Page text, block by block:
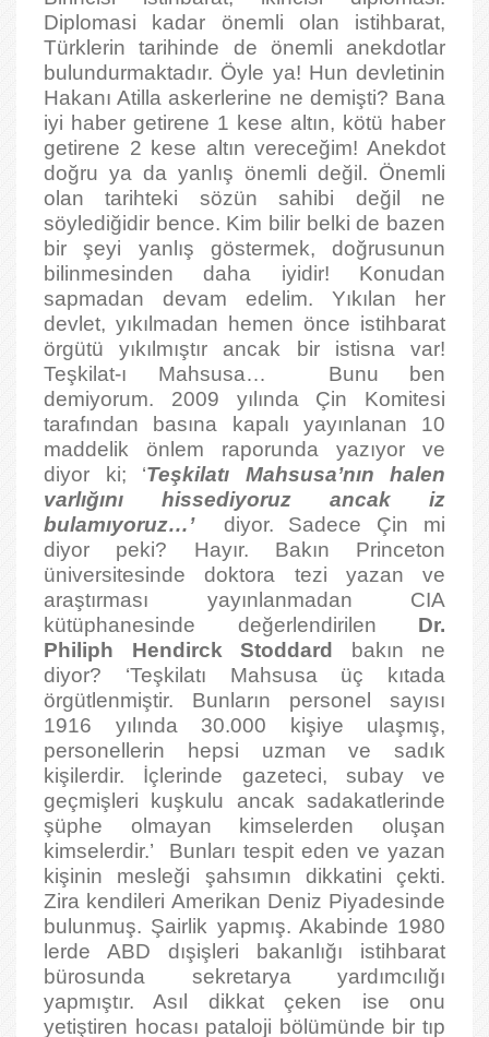
Diplomasi kadar önemli olan istihbarat,
Türklerin tarihinde de önemli anekdotlar
bulundurmaktadır. Öyle ya! Hun devletinin
Hakanı Atilla askerlerine ne demişti? Bana
iyi haber getirene 1 kese altın, kötü haber
getirene 2 kese altın vereceğim! Anekdot
doğru ya da yanlış önemli değil. Önemli
olan tarihteki sözün sahibi değil ne
söylediğidir bence. Kim bilir belki de bazen
bir şeyi yanlış göstermek, doğrusunun
bilinmesinden daha iyidir! Konudan
sapmadan devam edelim. Yıkılan her
devlet, yıkılmadan hemen önce istihbarat
örgütü yıkılmıştır ancak bir istisna var!
Teşkilat-ı Mahsusa… Bunu ben
demiyorum. 2009 yılında Çin Komitesi
tarafından basına kapalı yayınlanan 10
maddelik önlem raporunda yazıyor ve
diyor ki; ‘Teşkilatı Mahsusa’nın halen
varlığını hissediyoruz ancak iz
bulamıyoruz…’ diyor.
Sadece Çin mi
diyor peki? Hayır. Bakın Princeton
üniversitesinde doktora tezi yazan ve
araştırması yayınlanmadan CIA
kütüphanesinde değerlendirilen Dr.
Philiph Hendirck Stoddard
bakın ne
diyor? ‘Teşkilatı Mahsusa üç kıtada
örgütlenmiştir. Bunların personel sayısı
1916 yılında 30.000 kişiye ulaşmış,
personellerin hepsi uzman ve sadık
kişilerdir. İçlerinde gazeteci, subay ve
geçmişleri kuşkulu ancak sadakatlerinde
şüphe olmayan kimselerden oluşan
kimselerdir.’ Bunları tespit eden ve yazan
kişinin mesleği şahsımın dikkatini çekti.
Zira kendileri Amerikan Deniz Piyadesinde
bulunmuş. Şairlik yapmış. Akabinde 1980
lerde ABD dışişleri bakanlığı istihbarat
bürosunda sekretarya yardımcılığı
yapmıştır. Asıl dikkat çeken ise onu
yetiştiren hocası pataloji bölümünde bir tıp